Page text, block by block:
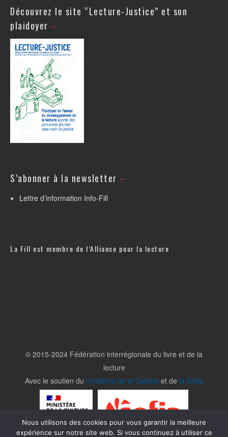
Découvrez le site “Lecture-Justice” et son
plaidoyer
S’abonner à la newsletter
Lettre d’information Info-Fill
La Fill est membre de l’Alliance pour la lecture
© 2015-2024 Fédération interrégionale du livre et de la
lecture
Avec le soutien du ministère de la Culture et de la Sofia
Nous utilisons des cookies pour vous garantir la meilleure
expérience sur notre site web. Si vous continuez à utiliser ce